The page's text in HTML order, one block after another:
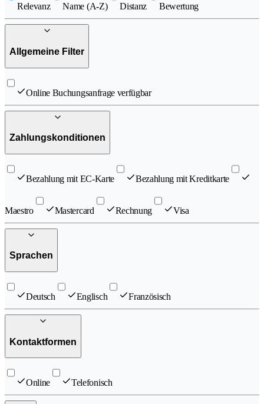
Relevanz Name (A-Z) Distanz Bewertung
Allgemeine Filter
Online Buchungsanfrage verfügbar
Zahlungskonditionen
Bezahlung mit EC-Karte Bezahlung mit Kreditkarte
Maestro Mastercard Rechnung Visa
Sprachen
Deutsch Englisch Französisch
Kontaktformen
Online Telefonisch